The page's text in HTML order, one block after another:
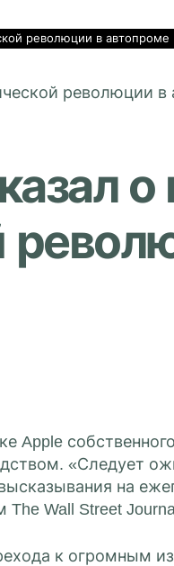
революции в автопроме
Apple
«Следует
на
Wall Street
к огромным